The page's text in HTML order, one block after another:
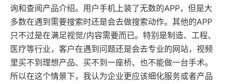
询和查阅产品介绍。用户手机上装了无数的APP，但是大
多数在遇到需要搜索时还是会去做搜索动作。其他的APP
只不过是在满足视觉/内容需要而已。特别是制造、工程、
医疗等行业，客户在遇到问题还是会去专业的网站，视频
里买不到理想产品、买不到一座桥、也不能做一台手术。
所以在这个情景下，我认为企业更应该细化服务或者产品